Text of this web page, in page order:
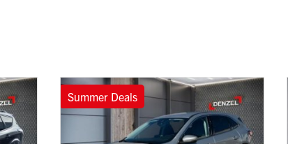
Summer Deals